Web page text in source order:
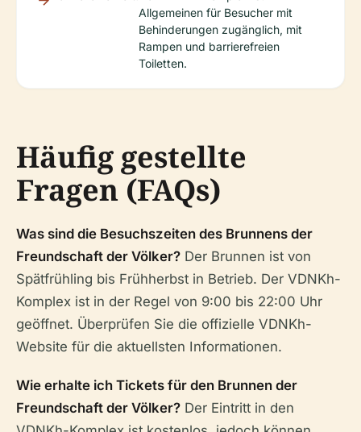
Allgemeinen für Besucher mit
Behinderungen zugänglich, mit
Rampen und barrierefreien
Toiletten.
Häufig gestellte
Fragen (FAQs)
Was sind die Besuchszeiten des Brunnens der
Freundschaft der Völker? Der Brunnen ist von
Spätfrühling bis Frühherbst in Betrieb. Der VDNKh-
Komplex ist in der Regel von 9:00 bis 22:00 Uhr
geöffnet. Überprüfen Sie die offizielle VDNKh-
Website für die aktuellsten Informationen.
Wie erhalte ich Tickets für den Brunnen der
Freundschaft der Völker? Der Eintritt in den